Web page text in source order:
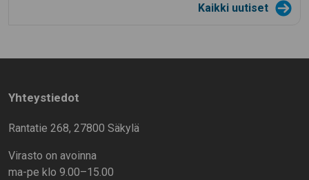
Kaikki uutiset
Yhteystiedot
Rantatie 268, 27800 Säkylä
Virasto on avoinna
ma-pe klo 9.00–15.00